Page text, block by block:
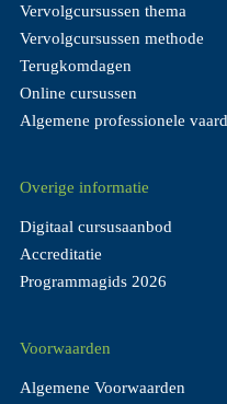
Vervolgcursussen thema
Vervolgcursussen methode
Terugkomdagen
Online cursussen
Algemene professionele
Overige informatie
Digitaal cursusaanbod
Accreditatie
Programmagids 2026
Voorwaarden
Algemene Voorwaarden